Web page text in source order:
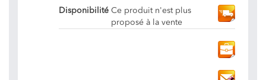
Disponibilité Ce produit n'est plus
proposé à la vente